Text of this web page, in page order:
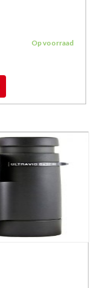
Op voorraad